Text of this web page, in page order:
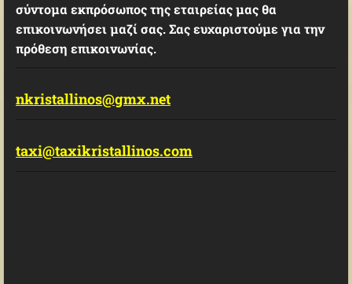
σύντομα εκπρόσωπος της εταιρείας μας θα
επικοινωνήσει μαζί σας. Σας ευχαριστούμε για την
πρόθεση επικοινωνίας.
nkristallinos@gmx.net
taxi@taxikristallinos.com